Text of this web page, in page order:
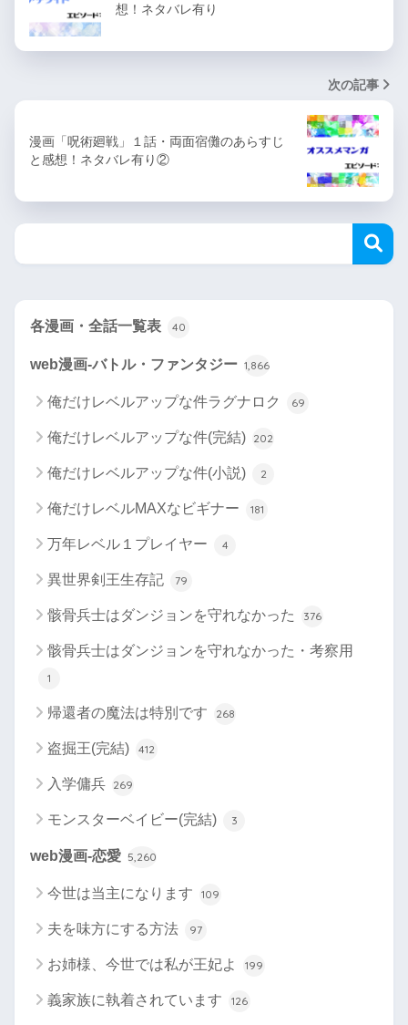
想！ネタバレ有り
次の記事
漫画「呪術廻戦」１話・両面宿儺のあらすじ
と感想！ネタバレ有り②
各漫画・全話一覧表 40
web漫画-バトル・ファンタジー 1,866
俺だけレベルアップな件ラグナロク 69
俺だけレベルアップな件(完結) 202
俺だけレベルアップな件(小説) 2
俺だけレベルMAXなビギナー 181
万年レベル１プレイヤー 4
異世界剣王生存記 79
骸骨兵士はダンジョンを守れなかった 376
骸骨兵士はダンジョンを守れなかった・考察用
1
帰還者の魔法は特別です 268
盗掘王(完結) 412
入学傭兵 269
モンスターベイビー(完結) 3
web漫画-恋愛 5,260
今世は当主になります 109
夫を味方にする方法 97
お姉様、今世では私が王妃よ 199
義家族に執着されています 126